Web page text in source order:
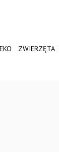
ZWIERZĘTA